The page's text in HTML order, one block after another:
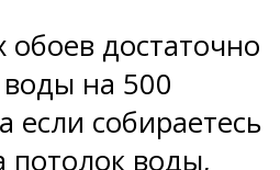
обоев достаточно
на 500
если собираетесь
потолок воды,